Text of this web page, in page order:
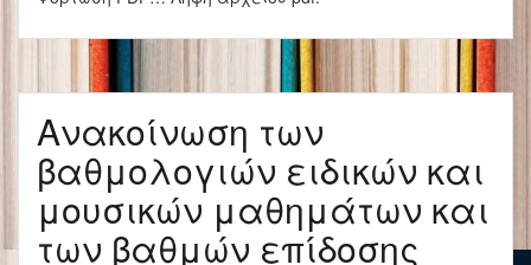
Ανακοίνωση των
βαθμολογιών ειδικών και
μουσικών μαθημάτων και
των βαθμών επίδοσης